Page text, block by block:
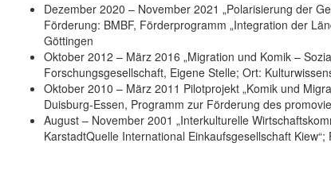
Dezember 2020 – November 2021 „Polarisierung der
Förderung: BMBF, Förderprogramm „Integration der
Göttingen
Oktober 2012 – März 2016 „Migration und Komik –
Forschungsgesellschaft, Eigene Stelle; Ort:
Oktober 2010 – März 2011 Pilotprojekt „Komik und
Duisburg-Essen, Programm zur Förderung des
August – November 2001 „Interkulturelle
KarstadtQuelle International Einkaufsgesellschaft